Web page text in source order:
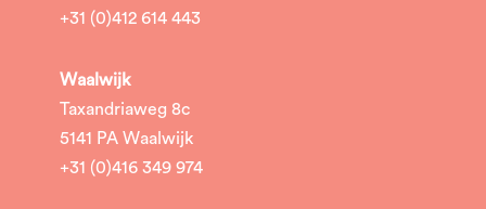
+31 (0)412 614 443
Waalwijk
Taxandriaweg 8c
5141 PA Waalwijk
+31 (0)416 349 974